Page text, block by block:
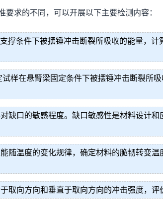
求的不同，可以开展以下主要检测内容：
撑条件下被摆锤冲击断裂所吸收的能量，
样在悬臂梁固定条件下被摆锤冲击断裂所
缺口的敏感程度。缺口敏感性是材料设计
随温度的变化规律，确定材料的脆韧转变
向方向和垂直于取向方向的冲击强度，评